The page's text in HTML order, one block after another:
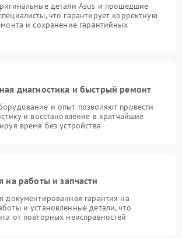
детали Asus и прошедшие
что гарантирует корректную
и сохранение гарантийных
диагностика и быстрый ремонт
и опыт позволяют провести
и восстановление в кратчайшие
время без устройства
на работы и запчасти
документированная гарантия на
и установленные детали, что
от повторных неисправностей